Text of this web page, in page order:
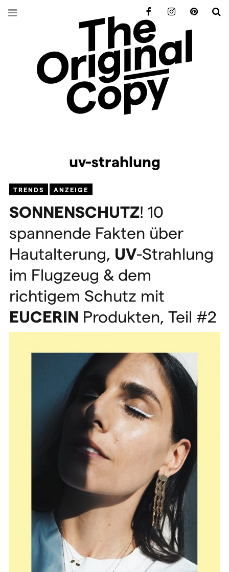
uv-strahlung
TRENDS ANZEIGE
SONNENSCHUTZ! 10
spannende Fakten über
Hautalterung, UV-Strahlung
im Flugzeug & dem
richtigem Schutz mit
EUCERIN Produkten, Teil #2
FacebookInstagramPinterest